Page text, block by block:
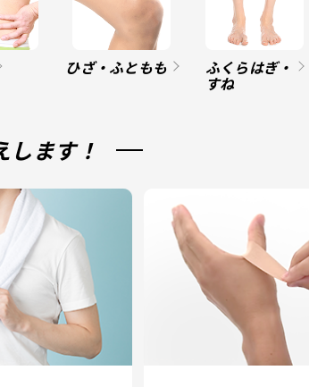
ひざ・ふともも ふくらはぎ・
すね
します！